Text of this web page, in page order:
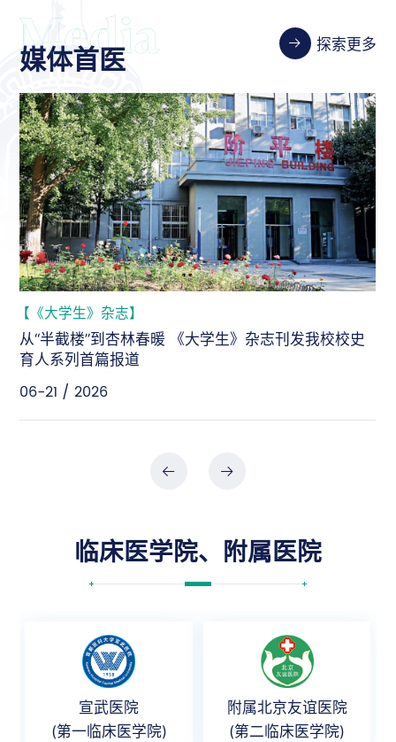
媒体首医 探索更多
【《大学生》杂志】
从“半截楼”到杏林春暖 《大学生》杂志刊发我校校史
育人系列首篇报道
06-21 / 2026
临床医学院、附属医院
宣武医院
(第一临床医学院)
附属北京友谊医院
(第二临床医学院)